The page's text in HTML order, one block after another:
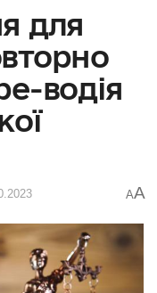
для
водія
AA